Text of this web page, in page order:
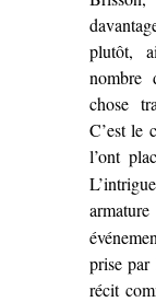
plutôt,
nombre
chose
C’est le
l’ont
prise par
récit